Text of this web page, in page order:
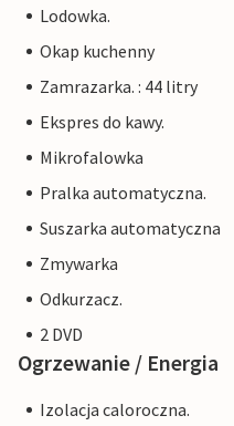
Lodowka.
Okap kuchenny
Zamrazarka. : 44 litry
Ekspres do kawy.
Mikrofalowka
Pralka automatyczna.
Suszarka automatyczna
Zmywarka
Odkurzacz.
2 DVD
Ogrzewanie / Energia
Izolacja caloroczna.